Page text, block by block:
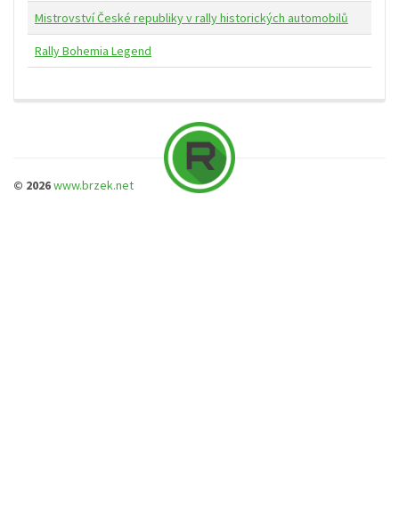
Mistrovství České republiky v rally historických automobilů
Rally Bohemia Legend
© 2026www.brzek.net